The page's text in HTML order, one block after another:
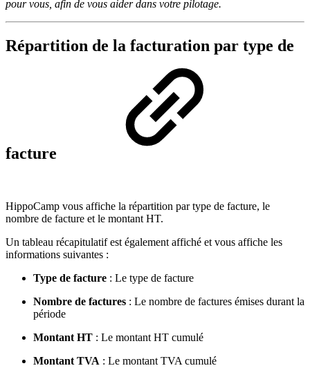
pour vous, afin de vous aider dans votre pilotage.
Répartition de la facturation par type de
facture
HippoCamp vous affiche la répartition par type de facture, le
nombre de facture et le montant HT.
Un tableau récapitulatif est également affiché et vous affiche les
informations suivantes :
Type de facture : Le type de facture
Nombre de factures : Le nombre de factures émises durant la
période
Montant HT : Le montant HT cumulé
Montant TVA : Le montant TVA cumulé